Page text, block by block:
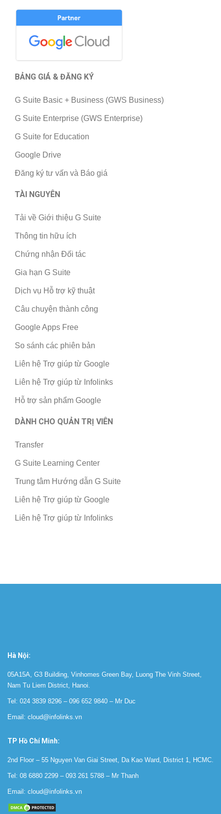
BẢNG GIÁ & ĐĂNG KÝ
G Suite Basic + Business (GWS Business)
G Suite Enterprise (GWS Enterprise)
G Suite for Education
Google Drive
Đăng ký tư vấn và Báo giá
TÀI NGUYÊN
Tải về Giới thiệu G Suite
Thông tin hữu ích
Chứng nhận Đối tác
Gia hạn G Suite
Dịch vụ Hỗ trợ kỹ thuật
Câu chuyện thành công
Google Apps Free
So sánh các phiên bản
Liên hệ Trợ giúp từ Google
Liên hệ Trợ giúp từ Infolinks
Hỗ trợ sản phẩm Google
DÀNH CHO QUẢN TRỊ VIÊN
Transfer
G Suite Learning Center
Trung tâm Hướng dẫn G Suite
Liên hệ Trợ giúp từ Google
Liên hệ Trợ giúp từ Infolinks
Hà Nội:
05A15A, G3 Building, Vinhomes Green Bay, Luong The Vinh Street,
Nam Tu Liem District, Hanoi.
Tel: 024 3839 8296 – 096 652 9840 ‬ – Mr Duc
Email: cloud@infolinks.vn
TP Hồ Chí Minh:
2nd Floor – 55 Nguyen Van Giai Street, Da Kao Ward, District 1, HCMC.
Tel: 08 6880 2299 – 093 261 5788 – Mr Thanh
Email: cloud@infolinks.vn